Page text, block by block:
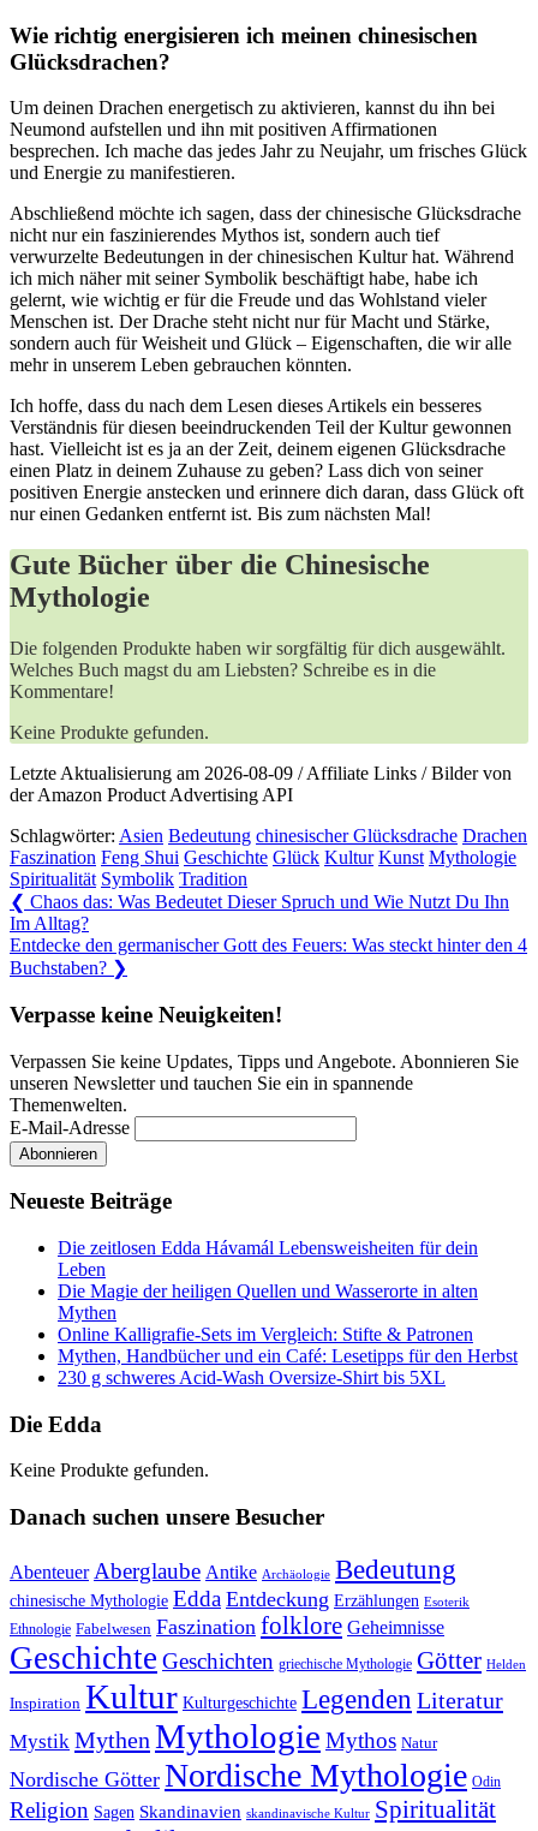
Wie richtig energisieren⁤ ich meinen chinesischen
‍Glücksdrachen?
Um deinen Drachen energetisch⁢ zu aktivieren, kannst du‌ ihn bei
‌Neumond⁤ aufstellen und ihn mit positiven Affirmationen
besprechen.​ Ich ⁣mache das jedes Jahr ‌zu⁣ Neujahr, um‍ frisches⁤ Glück⁤
und Energie zu ⁢manifestieren. ‍
Abschließend⁢ möchte ich​ sagen, dass der chinesische Glücksdrache
nicht nur ein faszinierendes Mythos ist, sondern auch tief
verwurzelte Bedeutungen⁢ in der ‍chinesischen Kultur hat. Während
ich mich näher mit seiner Symbolik beschäftigt ⁤habe, ⁤habe ich
gelernt, wie wichtig​ er für die ⁣Freude und das‌ Wohlstand vieler
Menschen ist. Der ⁤Drache steht nicht nur für ‍Macht ‍und Stärke,‍
sondern ‌auch für ⁢Weisheit und Glück – Eigenschaften, die wir alle⁢
mehr in ⁣unserem ⁤Leben‍ gebrauchen⁣ könnten.
Ich hoffe, dass du nach dem ⁤Lesen ⁢dieses‍ Artikels ein besseres
Verständnis für ‍diesen⁤ beeindruckenden Teil der Kultur gewonnen
hast. Vielleicht ist ‌es ja an der Zeit, deinem eigenen Glücksdrache
einen Platz in deinem Zuhause zu geben? Lass dich von seiner
positiven ‌Energie anstecken⁢ und​ erinnere⁣ dich‍ daran, dass Glück oft‍
nur einen Gedanken entfernt ist. Bis zum nächsten Mal!
Gute Bücher über die Chinesische
Mythologie
Die folgenden Produkte haben wir sorgfältig für dich ausgewählt.
Welches Buch magst du am Liebsten? Schreibe es in die
Kommentare!
Keine Produkte gefunden.
Letzte Aktualisierung am 2026-08-09 / Affiliate Links / Bilder von
der Amazon Product Advertising API
Schlagwörter: Asien Bedeutung chinesischer Glücksdrache Drachen
Faszination Feng Shui Geschichte Glück Kultur Kunst Mythologie
Spiritualität Symbolik Tradition
Beitragsnavigation
❮ Previous
Post:
Chaos das: Was Bedeutet Dieser Spruch und Wie Nutzt Du Ihn
Im Alltag?
Next
Post:
Entdecke den germanischer Gott des Feuers: Was steckt hinter den 4
Buchstaben? ❯
Verpasse keine Neuigkeiten!
Verpassen Sie keine Updates, Tipps und Angebote. Abonnieren Sie
unseren Newsletter und tauchen Sie ein in spannende
Themenwelten.
E-Mail-Adresse
Neueste Beiträge
Die zeitlosen Edda Hávamál Lebensweisheiten für dein
Leben
Die Magie der heiligen Quellen und Wasserorte in alten
Mythen
Online Kalligrafie‑Sets im Vergleich: Stifte & Patronen
Mythen, Handbücher und ein Café: Lesetipps für den Herbst
230 g schweres Acid-Wash Oversize-Shirt bis 5XL
Die Edda
Keine Produkte gefunden.
Danach suchen unsere Besucher
Abenteuer Aberglaube Antike Archäologie Bedeutung
chinesische Mythologie Edda Entdeckung Erzählungen Esoterik
Ethnologie Fabelwesen Faszination folklore Geheimnisse
Geschichte Geschichten griechische Mythologie Götter Helden
Inspiration Kultur Kulturgeschichte Legenden Literatur
Mystik Mythen Mythologie Mythos Natur
Nordische Götter Nordische Mythologie Odin
Religion Sagen Skandinavien skandinavische Kultur Spiritualität